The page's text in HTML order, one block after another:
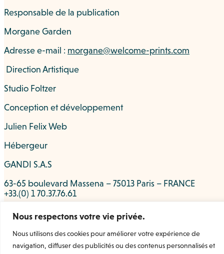
Nous respectons votre vie privée.
Nous utilisons des cookies pour améliorer votre expérience de
navigation, diffuser des publicités ou des contenus personnalisés et
Responsable de la publication
Morgane Garden
Adresse e-mail : morgane@welcome-prints.com
Direction Artistique
Studio Foltzer
Conception et développement
Julien Felix Web
Hébergeur
GANDI S.A.S
63-65 boulevard Massena – 75013 Paris – FRANCE
+33.(0) 1 70.37.76.61
Welcome Printsla marketplace dédiée à l’estampe